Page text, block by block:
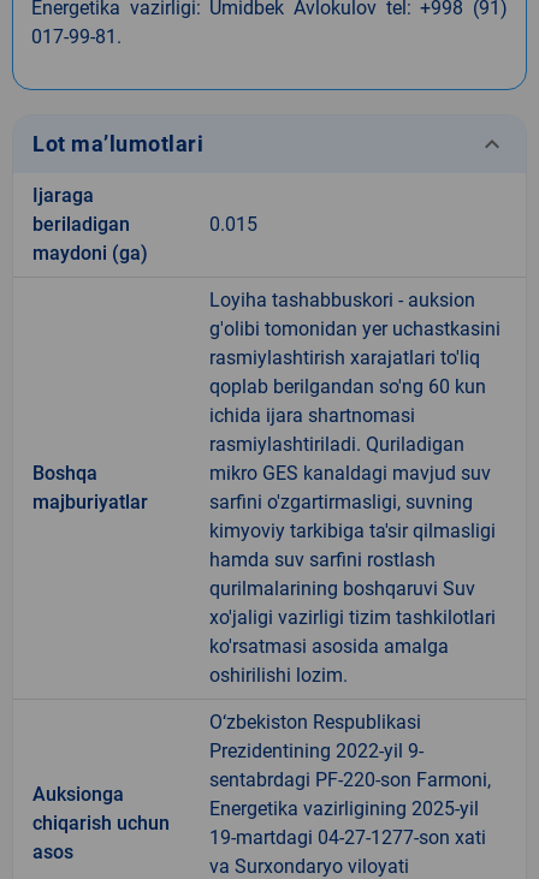
Energetika vazirligi: Umidbek Avlokulov tel:+998 (91)
017-99-81.
Lot ma’lumotlari keyboard_arrow_down
Ijaraga
beriladigan
maydoni (ga)
0.015
Boshqa
majburiyatlar
Loyiha tashabbuskori - auksion
g'olibi tomonidan yer uchastkasini
rasmiylashtirish xarajatlari to'liq
qoplab berilgandan so'ng 60 kun
ichida ijara shartnomasi
rasmiylashtiriladi. Quriladigan
mikro GES kanaldagi mavjud suv
sarfini o'zgartirmasligi, suvning
kimyoviy tarkibiga ta'sir qilmasligi
hamda suv sarfini rostlash
qurilmalarining boshqaruvi Suv
xo'jaligi vazirligi tizim tashkilotlari
ko'rsatmasi asosida amalga
oshirilishi lozim.
Auksionga
chiqarish uchun
asos
O‘zbekiston Respublikasi
Prezidentining 2022-yil 9-
sentabrdagi PF-220-son Farmoni,
Energetika vazirligining 2025-yil
19-martdagi 04-27-1277-son xati
va Surxondaryo viloyati